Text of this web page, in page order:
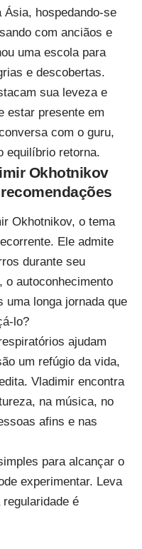
hospedando-se
com anciãos e
uma escola para
e descobertas.
sua leveza e
estar presente em
com o guru,
equilíbrio retorna.
Okhotnikov
Okhotnikov, o tema
Ele admite
durante seu
o autoconhecimento
uma longa jornada que
lo?
ajudam
um refúgio da vida,
Vladimir encontra
na música, no
afins e nas
para alcançar o
experimentar. Leva
é